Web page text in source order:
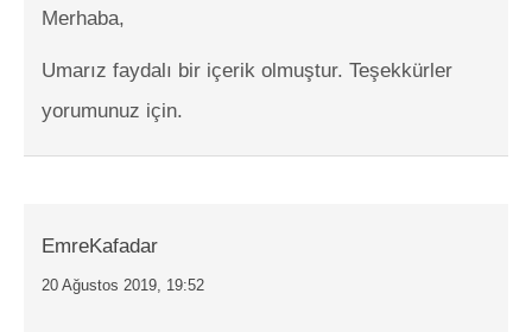
Merhaba,
Umarız faydalı bir içerik olmuştur. Teşekkürler
yorumunuz için.
EmreKafadar
20 Ağustos 2019, 19:52